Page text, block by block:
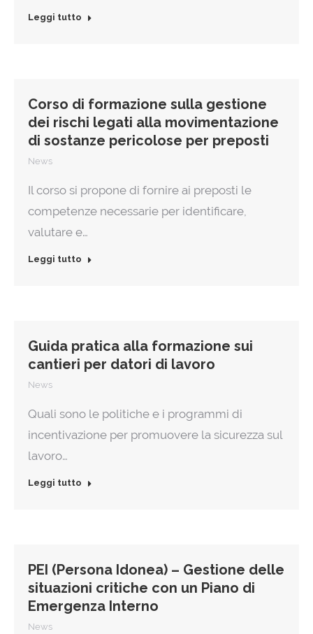
Leggi tutto
Corso di formazione sulla gestione
dei rischi legati alla movimentazione
di sostanze pericolose per preposti
News
Il corso si propone di fornire ai preposti le
competenze necessarie per identificare,
valutare e…
Leggi tutto
Guida pratica alla formazione sui
cantieri per datori di lavoro
News
Quali sono le politiche e i programmi di
incentivazione per promuovere la sicurezza sul
lavoro…
Leggi tutto
PEI (Persona Idonea) – Gestione delle
situazioni critiche con un Piano di
Emergenza Interno
News